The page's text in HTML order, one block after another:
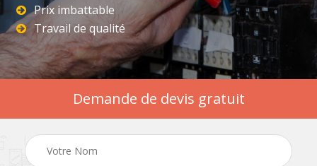
Prix imbattable
Travail de qualité
Demande de devis gratuit